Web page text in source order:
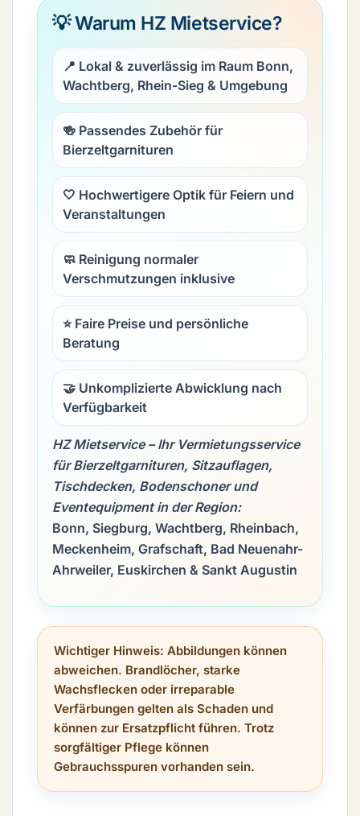
💡 Warum HZ Mietservice?
📍 Lokal & zuverlässig im Raum Bonn,
Wachtberg, Rhein-Sieg & Umgebung
🍻 Passendes Zubehör für
Bierzeltgarnituren
🤍 Hochwertigere Optik für Feiern und
Veranstaltungen
🧼 Reinigung normaler
Verschmutzungen inklusive
⭐ Faire Preise und persönliche
Beratung
🤝 Unkomplizierte Abwicklung nach
Verfügbarkeit
HZ Mietservice – Ihr Vermietungsservice
für Bierzeltgarnituren, Sitzauflagen,
Tischdecken, Bodenschoner und
Eventequipment in der Region:
Bonn, Siegburg, Wachtberg, Rheinbach,
Meckenheim, Grafschaft, Bad Neuenahr-
Ahrweiler, Euskirchen & Sankt Augustin
Wichtiger Hinweis: Abbildungen können
abweichen. Brandlöcher, starke
Wachsflecken oder irreparable
Verfärbungen gelten als Schaden und
können zur Ersatzpflicht führen. Trotz
sorgfältiger Pflege können
Gebrauchsspuren vorhanden sein.